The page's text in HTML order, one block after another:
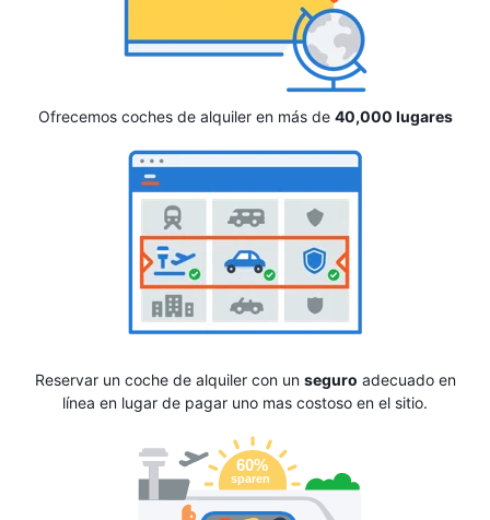
Ofrecemos coches de alquiler en más de 40,000 lugares
Reservar un coche de alquiler con un seguro adecuado en
línea en lugar de pagar uno mas costoso en el sitio.